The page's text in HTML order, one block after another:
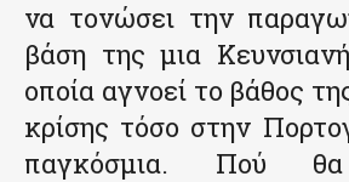
να τονώσει την
βάση της μια
οποία αγνοεί το βάθος
κρίσης τόσο στην
παγκόσμια. Πού